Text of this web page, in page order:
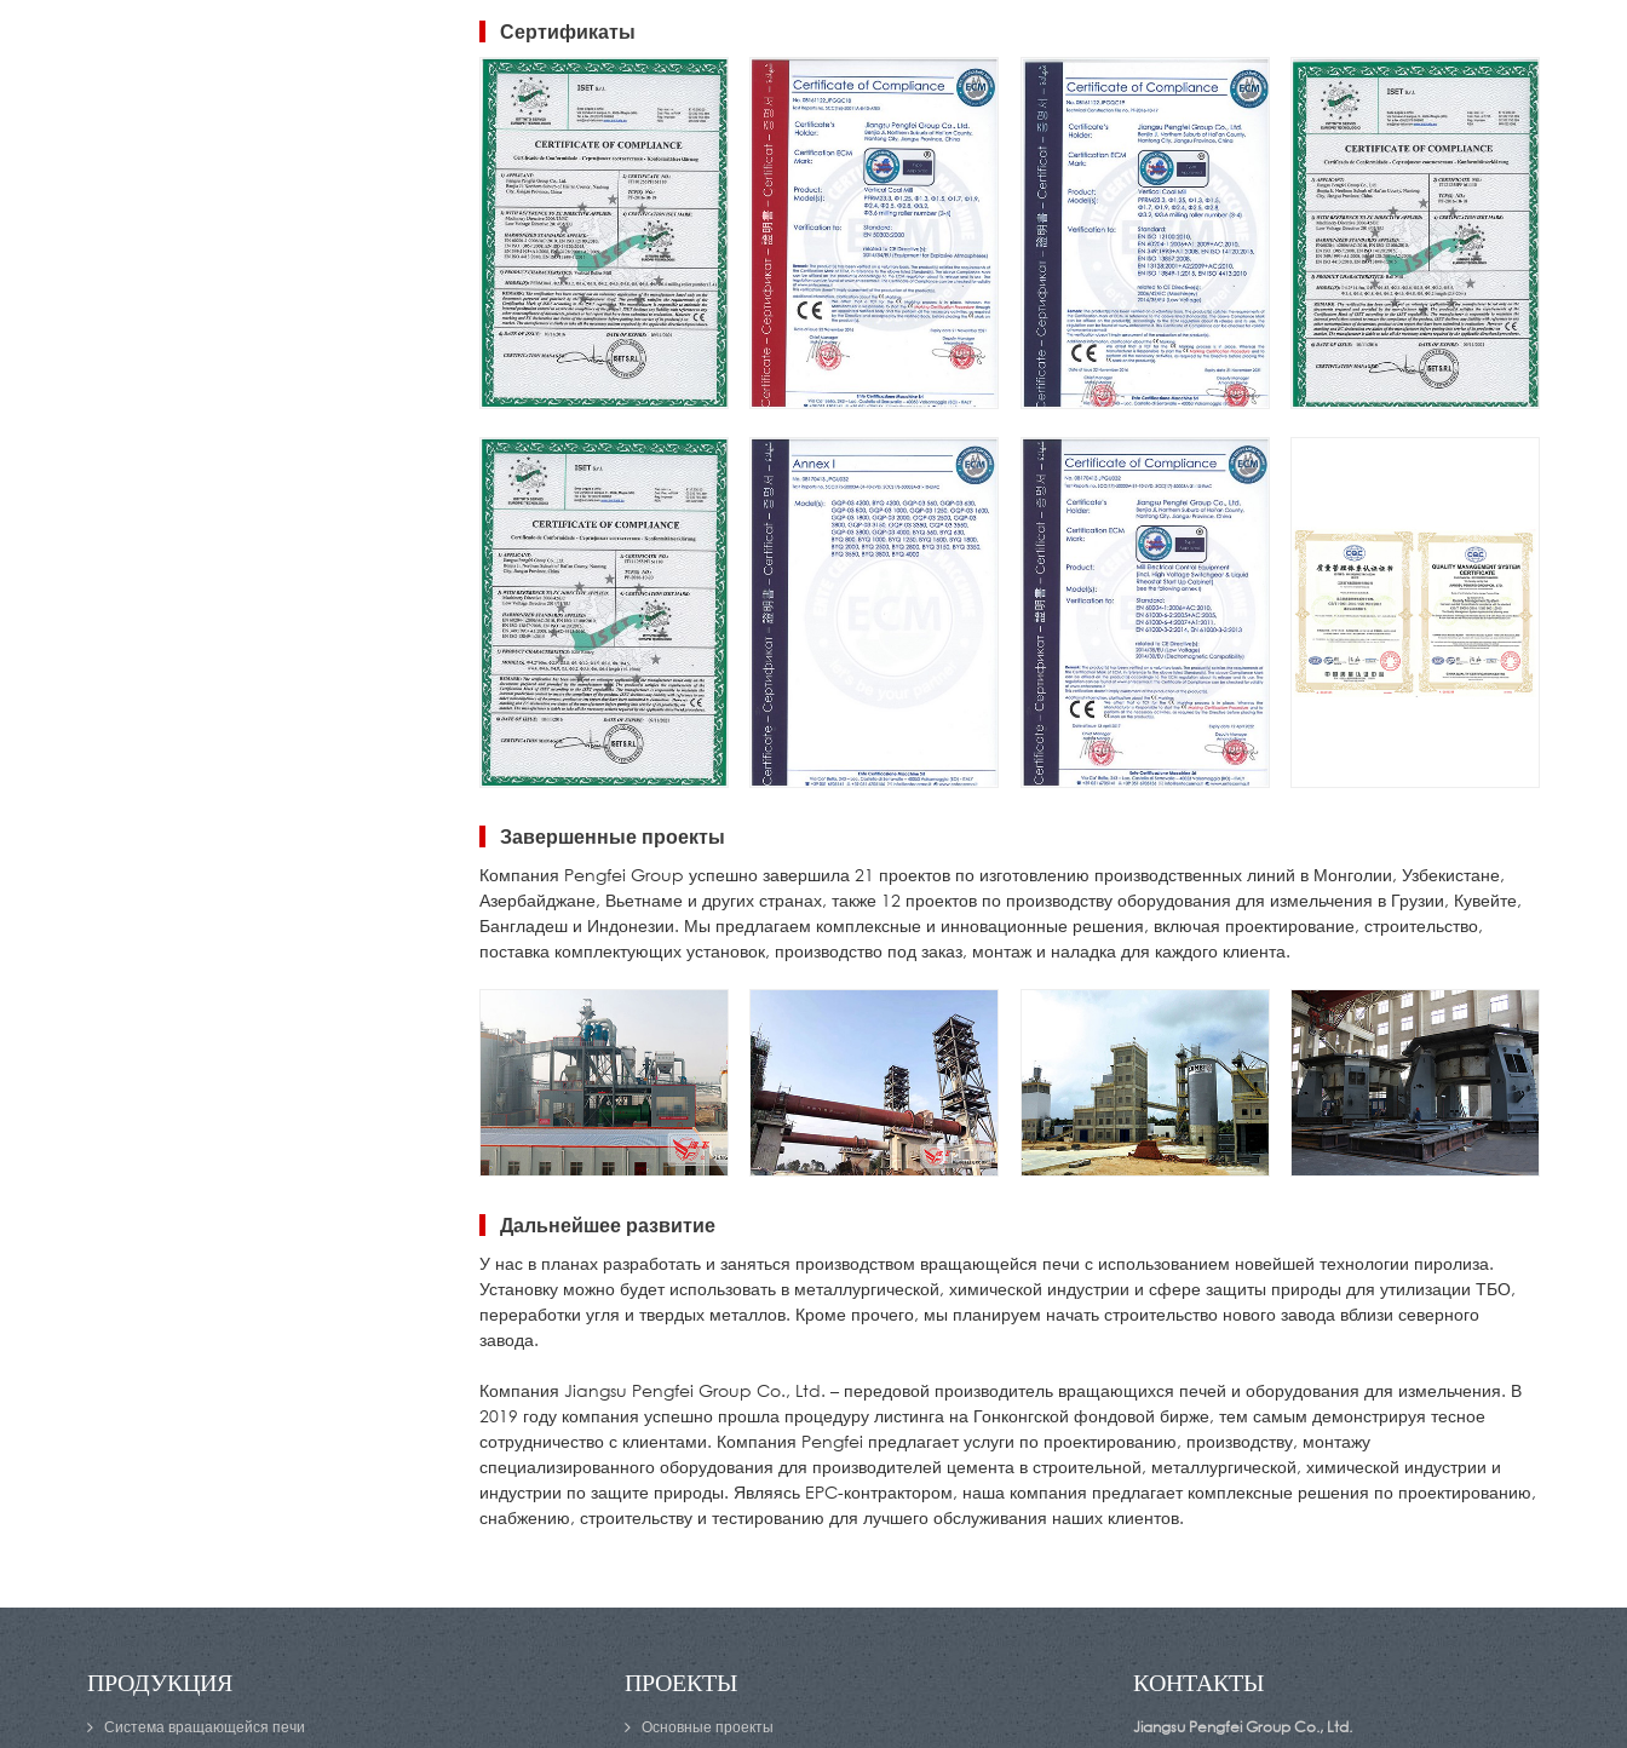
Сертификаты
Завершенные проекты
Компания Pengfei Group успешно завершила 21 проектов по изготовлению производственных линий в Монголии, Узбекистане,
Азербайджане, Вьетнаме и других странах, также 12 проектов по производству оборудования для измельчения в Грузии, Кувейте,
Бангладеш и Индонезии. Мы предлагаем комплексные и инновационные решения, включая проектирование, строительство,
поставка комплектующих установок, производство под заказ, монтаж и наладка для каждого клиента.
Дальнейшее развитие
У нас в планах разработать и заняться производством вращающейся печи с использованием новейшей технологии пиролиза.
Установку можно будет использовать в металлургической, химической индустрии и сфере защиты природы для утилизации ТБО,
переработки угля и твердых металлов. Кроме прочего, мы планируем начать строительство нового завода вблизи северного
завода.
Компания Jiangsu Pengfei Group Co., Ltd. – передовой производитель вращающихся печей и оборудования для измельчения. В
2019 году компания успешно прошла процедуру листинга на Гонконгской фондовой бирже, тем самым демонстрируя тесное
сотрудничество с клиентами. Компания Pengfei предлагает услуги по проектированию, производству, монтажу
специализированного оборудования для производителей цемента в строительной, металлургической, химической индустрии и
индустрии по защите природы. Являясь EPC-контрактором, наша компания предлагает комплексные решения по проектированию,
снабжению, строительству и тестированию для лучшего обслуживания наших клиентов.
ПРОДУКЦИЯ
Система вращающейся печи
ПРОЕКТЫ
Основные проекты
КОНТАКТЫ
Jiangsu Pengfei Group Co., Ltd.